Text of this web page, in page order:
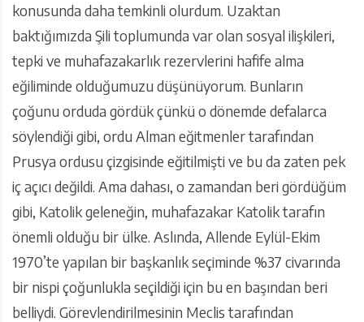
konusunda daha temkinli olurdum. Uzaktan
baktığımızda Şili toplumunda var olan sosyal ilişkileri,
tepki ve muhafazakarlık rezervlerini hafife alma
eğiliminde olduğumuzu düşünüyorum. Bunların
çoğunu orduda gördük çünkü o dönemde defalarca
söylendiği gibi, ordu Alman eğitmenler tarafından
Prusya ordusu çizgisinde eğitilmişti ve bu da zaten pek
iç açıcı değildi. Ama dahası, o zamandan beri gördüğüm
gibi, Katolik geleneğin, muhafazakar Katolik tarafın
önemli olduğu bir ülke. Aslında, Allende Eylül-Ekim
1970’te yapılan bir başkanlık seçiminde %37 civarında
bir nispi çoğunlukla seçildiği için bu en başından beri
belliydi. Görevlendirilmesinin Meclis tarafından